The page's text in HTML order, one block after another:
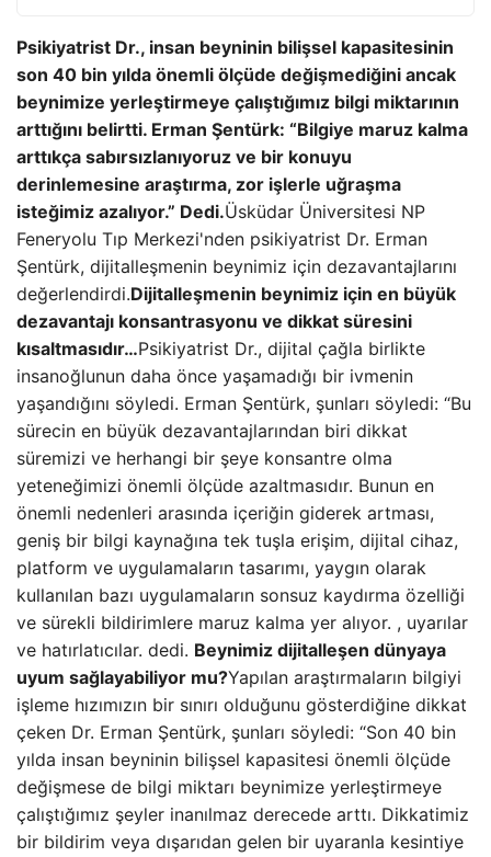
Psikiyatrist Dr., insan beyninin bilişsel kapasitesinin
son 40 bin yılda önemli ölçüde değişmediğini ancak
beynimize yerleştirmeye çalıştığımız bilgi miktarının
arttığını belirtti. Erman Şentürk: “Bilgiye maruz kalma
arttıkça sabırsızlanıyoruz ve bir konuyu
derinlemesine araştırma, zor işlerle uğraşma
isteğimiz azalıyor.” Dedi.Üsküdar Üniversitesi NP
Feneryolu Tıp Merkezi'nden psikiyatrist Dr. Erman
Şentürk, dijitalleşmenin beynimiz için dezavantajlarını
değerlendirdi.Dijitalleşmenin beynimiz için en büyük
dezavantajı konsantrasyonu ve dikkat süresini
kısaltmasıdır…Psikiyatrist Dr., dijital çağla birlikte
insanoğlunun daha önce yaşamadığı bir ivmenin
yaşandığını söyledi. Erman Şentürk, şunları söyledi: “Bu
sürecin en büyük dezavantajlarından biri dikkat
süremizi ve herhangi bir şeye konsantre olma
yeteneğimizi önemli ölçüde azaltmasıdır. Bunun en
önemli nedenleri arasında içeriğin giderek artması,
geniş bir bilgi kaynağına tek tuşla erişim, dijital cihaz,
platform ve uygulamaların tasarımı, yaygın olarak
kullanılan bazı uygulamaların sonsuz kaydırma özelliği
ve sürekli bildirimlere maruz kalma yer alıyor. , uyarılar
ve hatırlatıcılar. dedi. Beynimiz dijitalleşen dünyaya
uyum sağlayabiliyor mu?Yapılan araştırmaların bilgiyi
işleme hızımızın bir sınırı olduğunu gösterdiğine dikkat
çeken Dr. Erman Şentürk, şunları söyledi: “Son 40 bin
yılda insan beyninin bilişsel kapasitesi önemli ölçüde
değişmese de bilgi miktarı beynimize yerleştirmeye
çalıştığımız şeyler inanılmaz derecede arttı. Dikkatimiz
bir bildirim veya dışarıdan gelen bir uyaranla kesintiye